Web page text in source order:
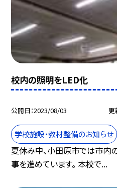
校内の照明をLED化
公開日 2023/08/03 更
学校施設・教材整備のお知らせ
夏休み中、小田原市では市内
事を進めています。 本校で...